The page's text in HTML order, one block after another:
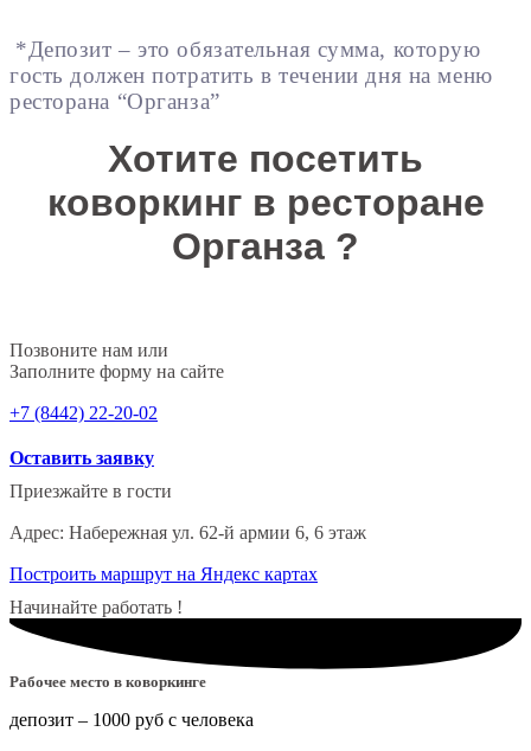
*Депозит – это обязательная сумма, которую
гость должен потратить в течении дня на меню
ресторана “Органза”
Хотите посетить
коворкинг в ресторане
Органза ?
Позвоните нам или
Заполните форму на сайте
+7 (8442) 22-20-02
Оставить заявку
Приезжайте в гости
Адрес: Набережная ул. 62-й армии 6, 6 этаж
Построить маршрут на Яндекс картах
Начинайте работать !
Рабочее место в коворкинге
депозит – 1000 руб с человека